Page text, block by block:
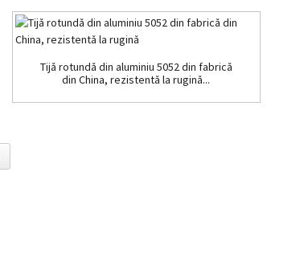
Tijă rotundă din aluminiu 5052 din fabrică
din China, rezistentă la rugină...